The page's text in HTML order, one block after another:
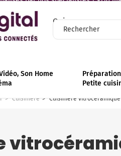
Qui sommes-nous
Son Home
Petite
Cuisinière Cuisinière vitrocéramique